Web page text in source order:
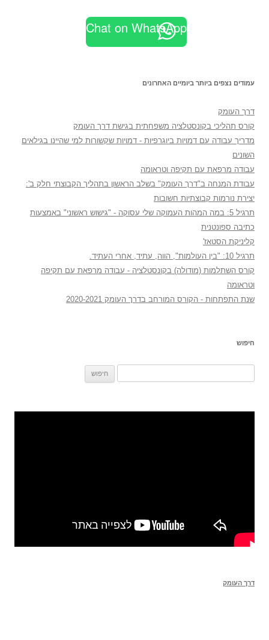
Chat on WhatsApp
עמודים נצפים ביותר ביומיים האחרונים
דרך העומק
קורס תהליכי בקונסטלציה משפחתית בגישת דרך העומק
מדריך עבודה עם דמויות ביוגרפיות - דמויות שקשורות למי שהיינו בגילאים
השונים
עבודה מרפאת עם תקיפה וטראומה
עבודת המנחה ב"דרך העומק" בשלב הראשון בתהליך הקבוצתי חלק ב':
יצירת נורמות קבוצתיות חשובות
תרגיל 5: במה המהות העמוקה שלי עסוקה - "גישוש ראשוני" באמצעות
כתיבה ספונטנית
קליניקת הסטאז'
תרגיל 10: "בין העולמות", הווה, עתיד, אחרי העתיד.
קורס השתלמות (מודולה) בקונסטלציה - עבודה מרפאת עם תקיפה
וטראומה
שנת התפתחות - הקורס המורחב בדרך העומק 2020-2021
חיפוש
דרך העומק